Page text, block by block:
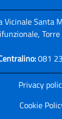
Vicinale Santa
081
Privacy
Cookie